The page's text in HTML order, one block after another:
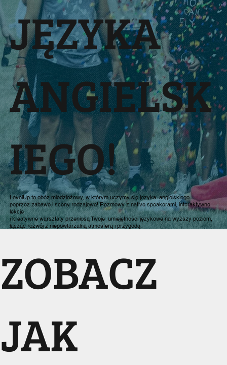
JĘZYKA
ANGIELSK
IEGO!
LevelUp to obóz młodzieżowy, w którym uczymy się języka angielskiego
poprzez zabawę i sceny rodzajowe! Rozmowy z native speakerami, interaktywne
lekcje
i kreatywne warsztaty przeniosą Twoje umiejętności językowe na wyższy poziom,
łącząc rozwój z niepowtarzalną atmosferą i przygodą.
ZOBACZ
JAK